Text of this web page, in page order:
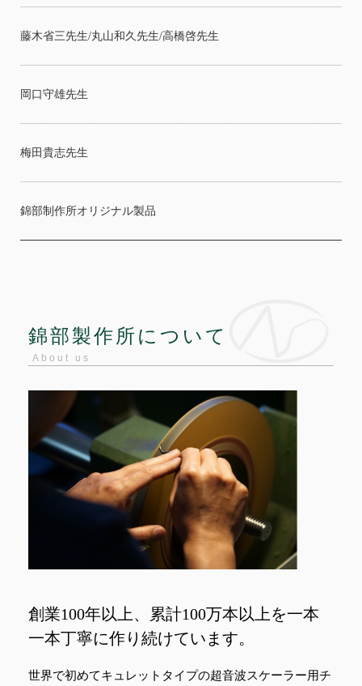
藤木省三先生/丸山和久先生/高橋啓先生
岡口守雄先生
梅田貴志先生
錦部制作所オリジナル製品
錦部製作所について
About us
創業100年以上、累計100万本以上を一本
一本丁寧に作り続けています。
世界で初めてキュレットタイプの超音波スケーラー用チ